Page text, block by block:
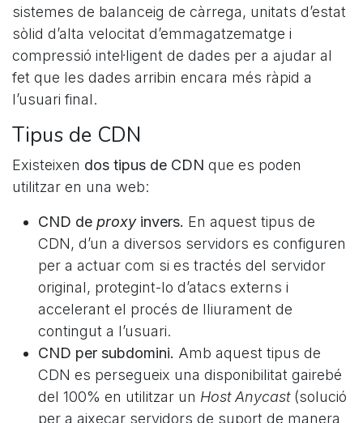
sistemes de balanceig de càrrega, unitats d’estat
sòlid d’alta velocitat d’emmagatzematge i
compressió intel·ligent de dades per a ajudar al
fet que les dades arribin encara més ràpid a
l’usuari final.
Tipus de CDN
Existeixen dos tipus de CDN que es poden
utilitzar en una web:
CND de proxyinvers. En aquest tipus de
CDN, d’un a diversos servidors es configuren
per a actuar com si es tractés del servidor
original, protegint-lo d’atacs externs i
accelerant el procés de lliurament de
contingut a l’usuari.
CND per subdomini. Amb aquest tipus de
CDN es persegueix una disponibilitat gairebé
del 100% en utilitzar un Host Anycast(solució
per a aixecar servidors de suport de manera